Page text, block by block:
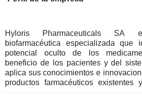
Hyloris Pharmaceuticals SA
biofarmacéutica especializada que
potencial oculto de los
beneficio de los pacientes y del
aplica sus conocimientos e
productos farmacéuticos existentes